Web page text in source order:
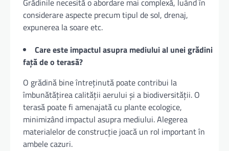
Grădinile necesită o abordare mai complexă, luând în
considerare aspecte precum tipul de sol, drenaj,
expunerea la soare etc.
Care este impactul asupra mediului al unei grădini
față de o terasă?
O grădină bine întreținută poate contribui la
îmbunătățirea calității aerului și a biodiversității. O
terasă poate fi amenajată cu plante ecologice,
minimizând impactul asupra mediului. Alegerea
materialelor de construcție joacă un rol important în
ambele cazuri.